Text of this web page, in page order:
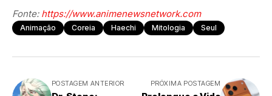
Fonte: https://www.animenewsnetwork.com
Animação Coreia Haechi Mitologia Seul
POSTAGEM ANTERIOR PRÓXIMA POSTAGEM